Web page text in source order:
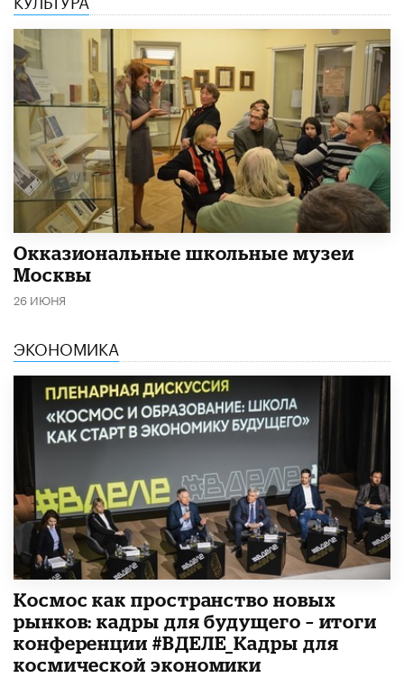
​Окказиональные школьные музеи
Москвы
26 ИЮНЯ
ЭКОНОМИКА
Космос как пространство новых
рынков: кадры для будущего – итоги
конференции #ВДЕЛЕ_Кадры для
космической экономики